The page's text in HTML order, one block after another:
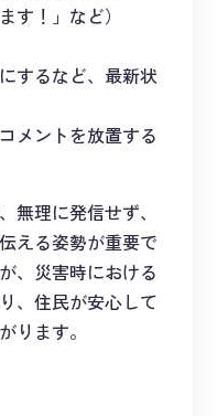
す！」など）
するなど、最新状
メントを放置する
無理に発信せず、
える姿勢が重要で
、災害時における
、住民が安心して
ります。